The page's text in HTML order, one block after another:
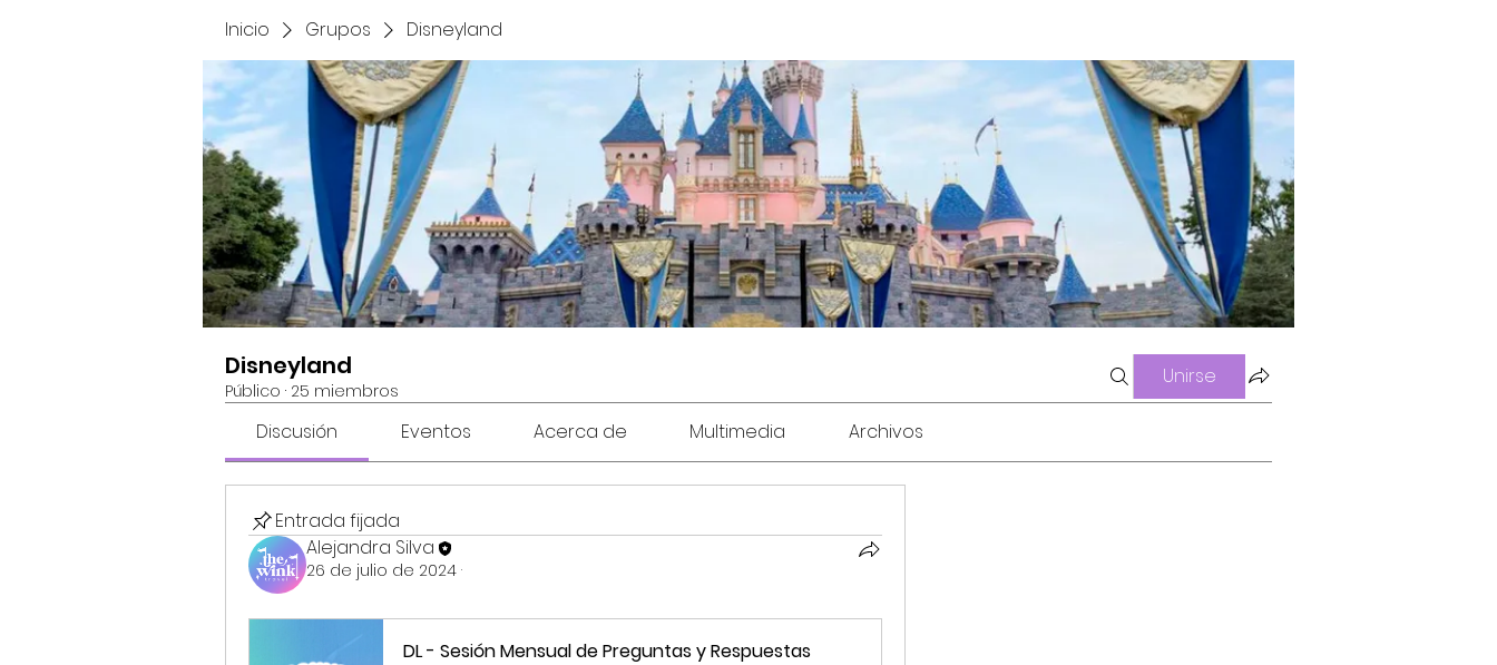
Inicio Grupos Disneyland
Disneyland
Público · 25 miembros
Unirse
Discusión Eventos Acerca de Multimedia Archivos
Entrada fijada
Alejandra Silva
26 de julio de 2024 ·
DL - Sesión Mensual de Preguntas y Respuestas